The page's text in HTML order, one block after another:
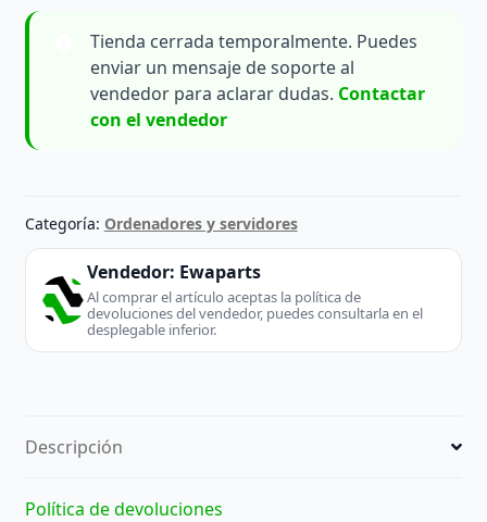
Tienda cerrada temporalmente. Puedes
enviar un mensaje de soporte al
vendedor para aclarar dudas. Contactar
con el vendedor
Categoría: Ordenadores y servidores
Vendedor: Ewaparts
Al comprar el artículo aceptas la política de
devoluciones del vendedor, puedes consultarla en el
desplegable inferior.
Descripción
Política de devoluciones